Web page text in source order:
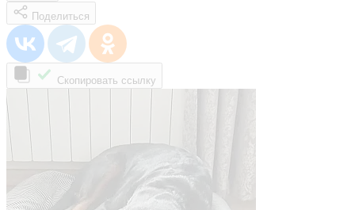
Поделиться
Скопировать ссылку